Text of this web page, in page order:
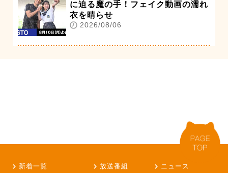
に迫る魔の手！フェイク動画の濡れ
衣を晴らせ
2026/08/06
新着一覧 放送番組
ニュース